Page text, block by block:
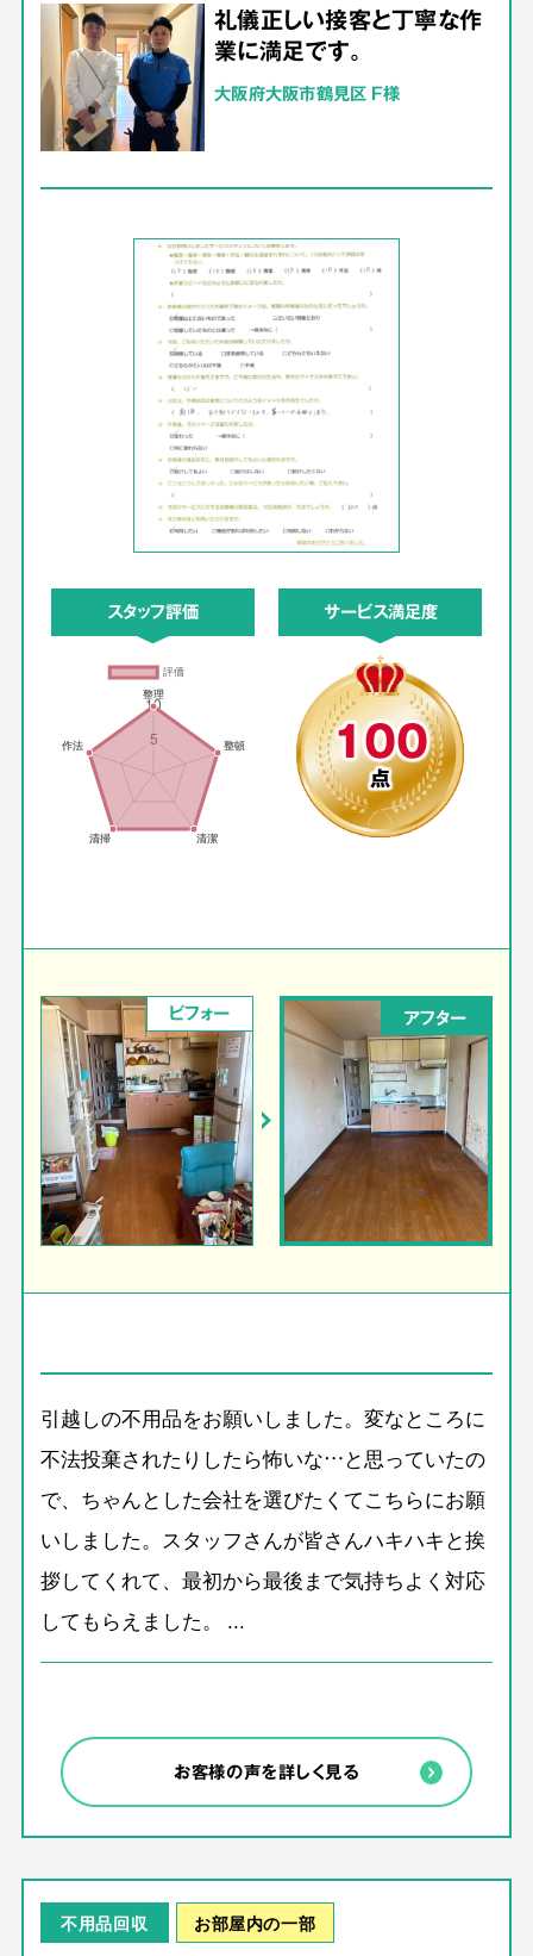
礼儀正しい接客と丁寧な作
業に満足です。
大阪府大阪市鶴見区 F様
スタッフ評価 サービス満足度
100
点
ビフォー アフター
引越しの不用品をお願いしました。変なところに
不法投棄されたりしたら怖いな…と思っていたの
で、ちゃんとした会社を選びたくてこちらにお願
いしました。スタッフさんが皆さんハキハキと挨
拶してくれて、最初から最後まで気持ちよく対応
してもらえました。 ...
お客様の声を詳しく見る
不用品回収 お部屋内の一部